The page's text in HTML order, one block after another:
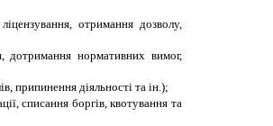
отримання дозволу,
дотримання нормативних вимог,
припинення діяльності та ін.);
списання боргів, квотування та